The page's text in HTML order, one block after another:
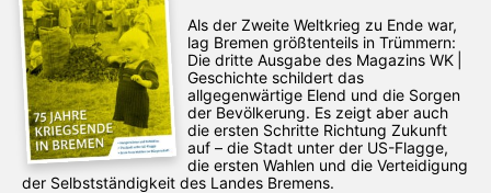
Als der Zweite Weltkrieg zu Ende war,
lag Bremen größtenteils in Trümmern:
Die dritte Ausgabe des ­Magazins WK |
Geschichte schildert das
allgegenwärtige Elend und die Sorgen
der Bevölkerung. Es zeigt aber auch
die ersten Schritte Richtung Zukunft
auf – die Stadt unter der US-Flagge,
die ersten Wahlen und die Verteidigung
der Selbstständigkeit des Landes Bremens.